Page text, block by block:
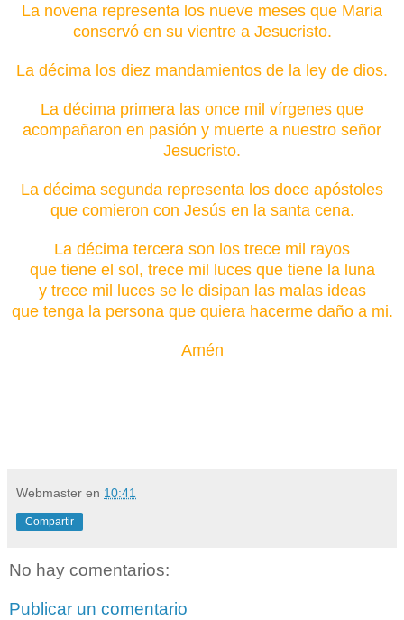
La novena representa los nueve meses que Maria
conservó en su vientre a Jesucristo.
La décima los diez mandamientos de la ley de dios.
La décima primera las once mil vírgenes que
acompañaron en pasión y muerte a nuestro señor
Jesucristo.
La décima segunda representa los doce apóstoles
que comieron con Jesús en la santa cena.
La décima tercera son los trece mil rayos
que tiene el sol, trece mil luces que tiene la luna
y trece mil luces se le disipan las malas ideas
que tenga la persona que quiera hacerme daño a mi.
Amén
Webmaster en 10:41
Compartir
No hay comentarios:
Publicar un comentario